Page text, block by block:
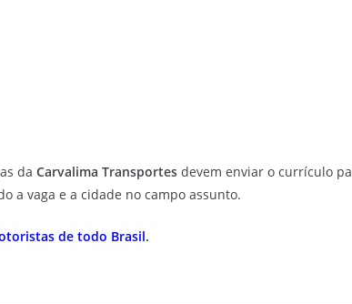
da Carvalima Transportes devem enviar o currículo
a vaga e a cidade no campo assunto.
de todo Brasil.